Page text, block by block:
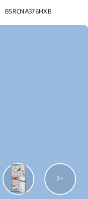
B5RCNA376HXB
7